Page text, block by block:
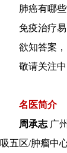
肺癌有哪
免疫治疗
欲知答案，
敬请关注
名医简介
周承志 广
吸五区/肿瘤中